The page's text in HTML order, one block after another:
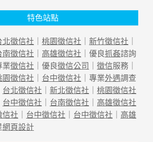
特色站點
北徵信社 ｜ 桃園徵信社 ｜ 新竹徵信社 ｜
南徵信社 ｜ 高雄徵信社 ｜優良抓姦諮詢
業徵信社 ｜優良徵信公司 ｜ 徵信服務｜
園徵信社 ｜ 台中徵信社 ｜專業外遇調查
台北徵信社 ｜ 新北徵信社 ｜ 桃園徵信社
台中徵信社 ｜ 台南徵信社 ｜ 高雄徵信社
信社 ｜ 台中徵信社 ｜ 台中徵信社 ｜ 高雄
網頁設計